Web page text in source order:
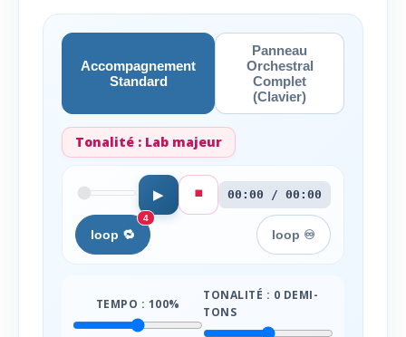
Accompagnement
Standard
Panneau
Orchestral
Complet
(Clavier)
Tonalité : Lab majeur
▶ ⏹️ 00:00 / 00:00
loop 🔁
4
loop ♾️
TEMPO : 100%
TONALITÉ : 0 DEMI-
TONS